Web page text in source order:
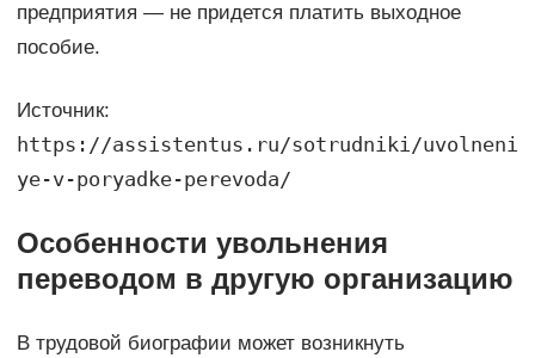
предприятия — не придется платить выходное
пособие.
Источник:
https://assistentus.ru/sotrudniki/uvolneni
ye-v-poryadke-perevoda/
Особенности увольнения
переводом в другую организацию
В трудовой биографии может возникнуть